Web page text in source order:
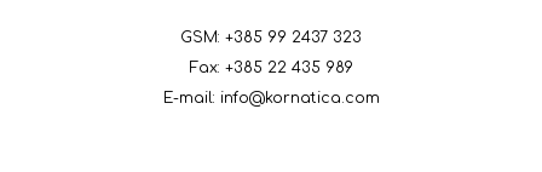
GSM: +385 99 2437 323
Fax: +385 22 435 989
E-mail: info@kornatica.com